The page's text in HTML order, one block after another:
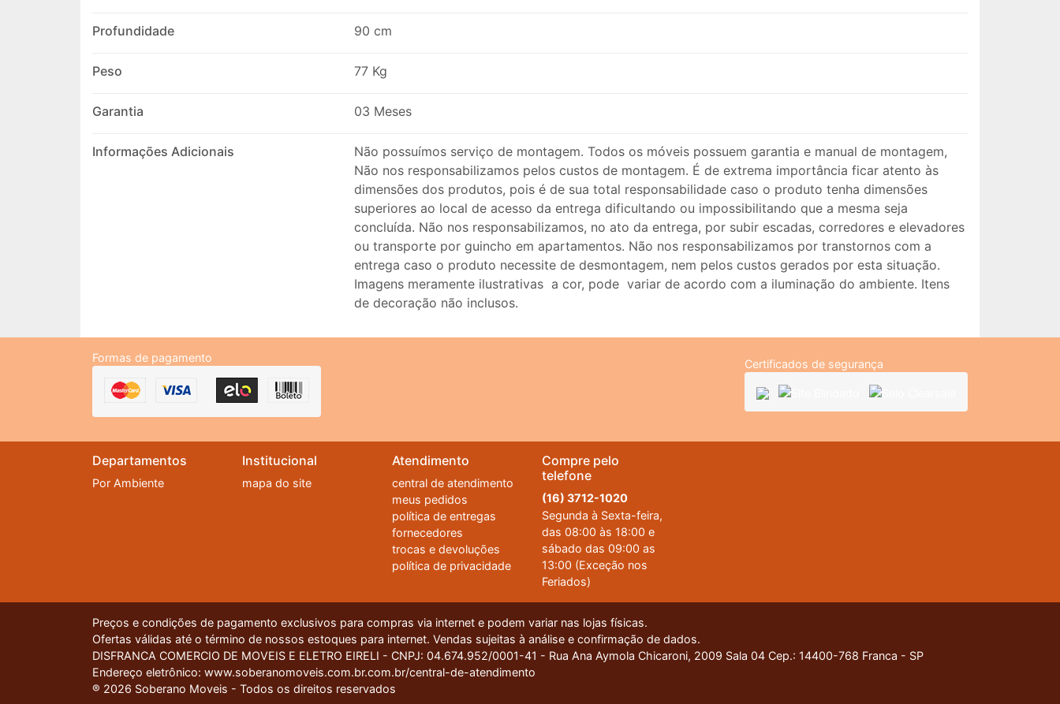
Profundidade 90 cm
Peso 77 Kg
Garantia 03 Meses
Informações Adicionais
Não possuímos serviço de montagem. Todos os móveis possuem garantia e manual de montagem,
Não nos responsabilizamos pelos custos de montagem. É de extrema importância ficar atento às
dimensões dos produtos, pois é de sua total responsabilidade caso o produto tenha dimensões
superiores ao local de acesso da entrega dificultando ou impossibilitando que a mesma seja
concluída. Não nos responsabilizamos, no ato da entrega, por subir escadas, corredores e elevadores
ou transporte por guincho em apartamentos. Não nos responsabilizamos por transtornos com a
entrega caso o produto necessite de desmontagem, nem pelos custos gerados por esta situação.
Imagens meramente ilustrativas a cor, pode variar de acordo com a iluminação do ambiente. Itens
de decoração não inclusos.
Formas de pagamento Certificados de segurança
Departamentos
Por Ambiente
Institucional
mapa do site
Atendimento
central de atendimento
meus pedidos
política de entregas
fornecedores
trocas e devoluções
política de privacidade
Compre pelo
telefone
(16) 3712-1020
Segunda à Sexta-feira,
das 08:00 às 18:00 e
sábado das 09:00 as
13:00 (Exceção nos
Feriados)
Preços e condições de pagamento exclusivos para compras via internet e podem variar nas lojas físicas.
Ofertas válidas até o término de nossos estoques para internet. Vendas sujeitas à análise e confirmação de dados.
DISFRANCA COMERCIO DE MOVEIS E ELETRO EIRELI - CNPJ: 04.674.952/0001-41 - Rua Ana Aymola Chicaroni, 2009 Sala 04 Cep.: 14400-768 Franca - SP
Endereço eletrônico: www.soberanomoveis.com.br.com.br/central-de-atendimento
® 2026 Soberano Moveis - Todos os direitos reservados
Nossa plataforma utiliza cookies para garantir que você tenha a melhor experiência de compra. Se quiser saber mais, basta acessar nossaPolítica de Privacidade. Entendido